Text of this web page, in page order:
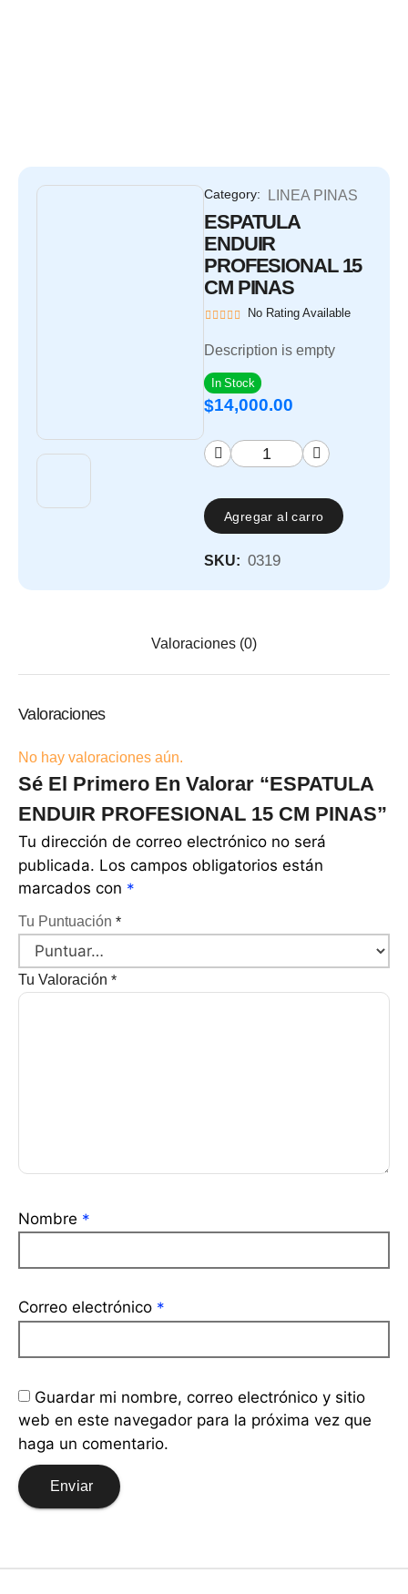
Category: LINEA PINAS
ESPATULA
ENDUIR
PROFESIONAL 15
CM PINAS
No Rating Available
Description is empty
In Stock
$14,000.00
Agregar al carro
SKU: 0319
Valoraciones (0)
Valoraciones
No hay valoraciones aún.
Sé El Primero En Valorar “ESPATULA
ENDUIR PROFESIONAL 15 CM PINAS”
Tu dirección de correo electrónico no será
publicada. Los campos obligatorios están
marcados con *
Tu Puntuación *
Tu Valoración *
Nombre *
Correo electrónico *
Guardar mi nombre, correo electrónico y sitio
web en este navegador para la próxima vez que
haga un comentario.